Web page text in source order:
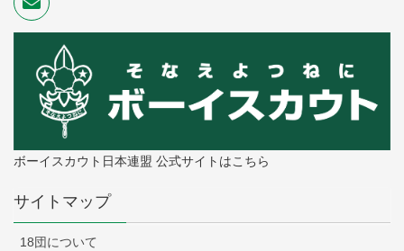
ボーイスカウト日本連盟 公式サイトはこちら
サイトマップ
18団について